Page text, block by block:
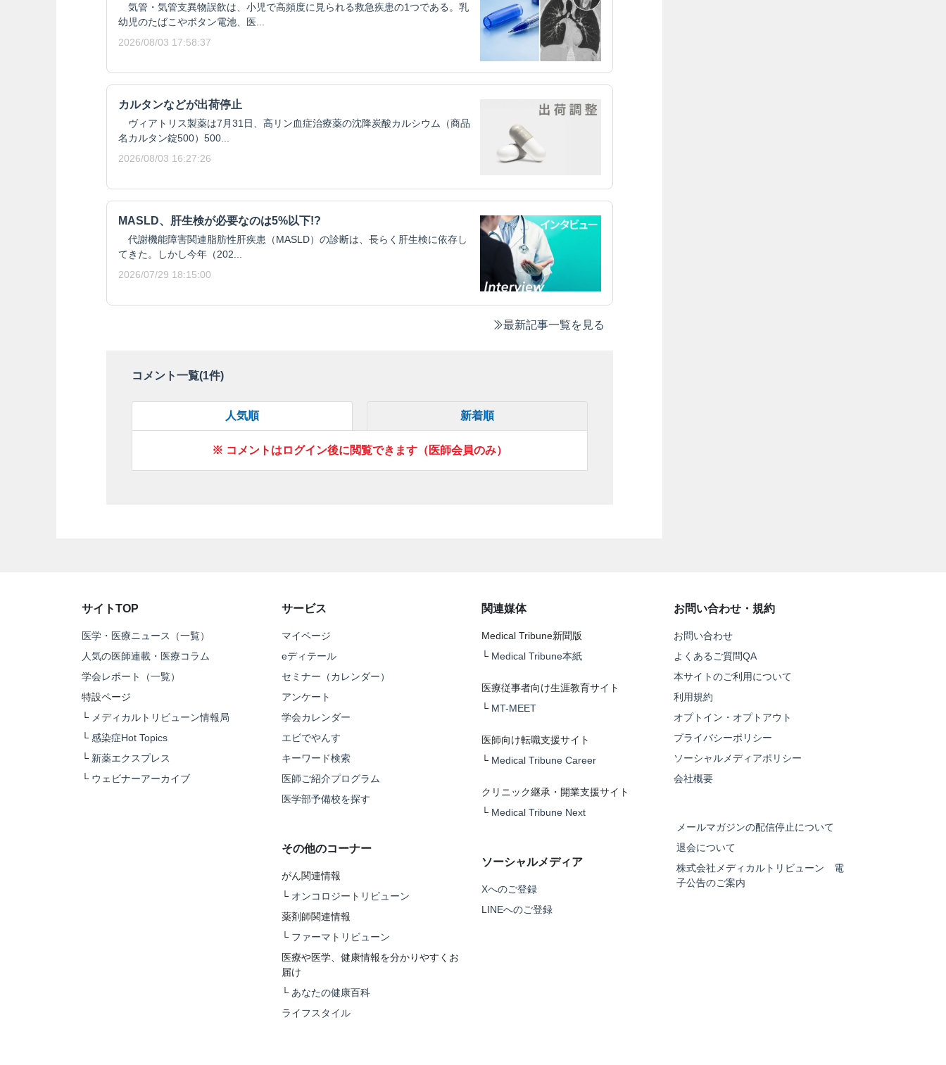
気管・気管支異物誤飲は、小児で高頻度に見られる救急疾患の1つである。乳
幼児のたばこやボタン電池、医...
2026/08/03 17:58:37
カルタンなどが出荷停止
ヴィアトリス製薬は7月31日、高リン血症治療薬の沈降炭酸カルシウム（商品
名カルタン錠500）500...
2026/08/03 16:27:26
MASLD、肝生検が必要なのは5%以下!?
代謝機能障害関連脂肪性肝疾患（MASLD）の診断は、長らく肝生検に依存し
てきた。しかし今年（202...
2026/07/29 18:15:00
最新記事一覧を見る
コメント一覧(1件)
人気順 新着順
※ コメントはログイン後に閲覧できます（医師会員のみ）
サイトTOP
医学・医療ニュース（一覧）
人気の医師連載・医療コラム
学会レポート（一覧）
特設ページ
└ メディカルトリビューン情報局
└ 感染症Hot Topics
└ 新薬エクスプレス
└ ウェビナーアーカイブ
サービス
マイページ
eディテール
セミナー（カレンダー）
アンケート
学会カレンダー
エビでやんす
キーワード検索
医師ご紹介プログラム
医学部予備校を探す
その他のコーナー
がん関連情報
└ オンコロジートリビューン
薬剤師関連情報
└ ファーマトリビューン
医療や医学、健康情報を分かりやすくお
届け
└ あなたの健康百科
ライフスタイル
関連媒体
Medical Tribune新聞版
└ Medical Tribune本紙
医療従事者向け生涯教育サイト
└ MT-MEET
医師向け転職支援サイト
└ Medical Tribune Career
クリニック継承・開業支援サイト
└ Medical Tribune Next
ソーシャルメディア
Xへのご登録
LINEへのご登録
お問い合わせ・規約
お問い合わせ
よくあるご質問QA
本サイトのご利用について
利用規約
オプトイン・オプトアウト
プライバシーポリシー
ソーシャルメディアポリシー
会社概要
メールマガジンの配信停止について
退会について
株式会社メディカルトリビューン 電
子公告のご案内